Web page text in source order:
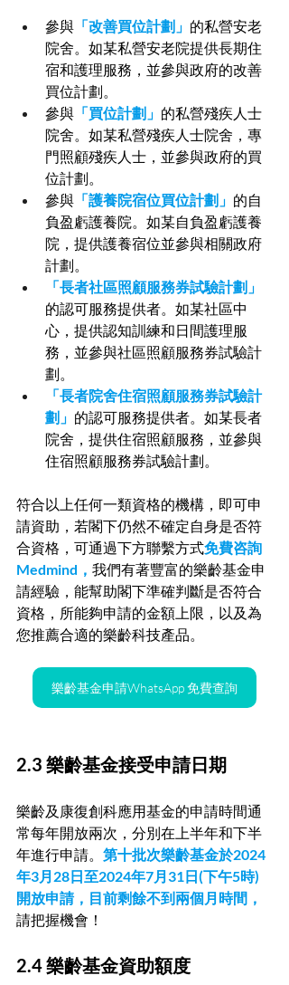
參與 「改善買位計劃」 的私營安老
院舍。如某私營安老院提供長期住
宿和護理服務，並參與政府的改善
買位計劃。
參與 「買位計劃」 的私營殘疾人士
院舍。如某私營殘疾人士院舍，專
門照顧殘疾人士，並參與政府的買
位計劃。
參與 「護養院宿位買位計劃」 的自
負盈虧護養院。如某自負盈虧護養
院，提供護養宿位並參與相關政府
計劃。
「長者社區照顧服務券試驗計劃」
的認可服務提供者。如某社區中
心，提供認知訓練和日間護理服
務，並參與社區照顧服務券試驗計
劃。
「長者院舍住宿照顧服務券試驗計
劃」 的認可服務提供者。如某長者
院舍，提供住宿照顧服務，並參與
住宿照顧服務券試驗計劃。
符合以上任何一類資格的機構，即可申
請資助，若閣下仍然不確定自身是否符
合資格，可通過下方聯繫方式免費咨詢
Medmind， 我們有著豐富的樂齡基金申
請經驗，能幫助閣下準確判斷是否符合
資格，所能夠申請的金額上限，以及為
您推薦合適的樂齡科技產品。
樂齡基金申請WhatsApp 免費查詢
2.3 樂齡基金接受申請日期
樂齡及康復創科應用基金的申請時間通
常每年開放兩次，分別在上半年和下半
年進行申請。 第十批次樂齡基金於2024
年3月28日至2024年7月31日(下午5時)
開放申請，目前剩餘不到兩個月時間，
請把握機會！
2.4 樂齡基金資助額度